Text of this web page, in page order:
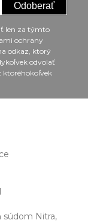
Odoberať
len za týmto
ochrany
odkaz, ktorý
odvolať
ktoréhokoľvek
súdom Nitra,